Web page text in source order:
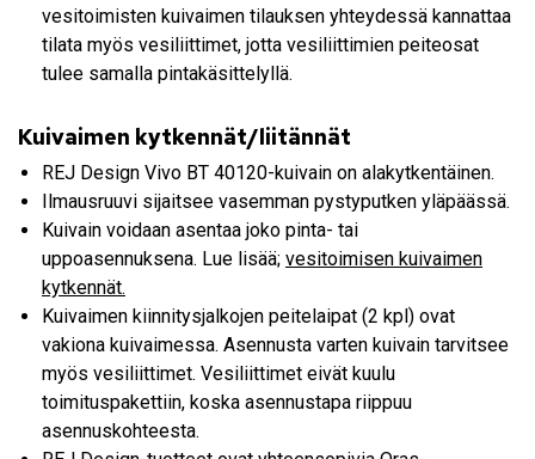
vesitoimisten kuivaimen tilauksen yhteydessä kannattaa
tilata myös vesiliittimet, jotta vesiliittimien peiteosat
tulee samalla pintakäsittelyllä.
Kuivaimen kytkennät/liitännät
REJ Design Vivo BT 40120-kuivain on alakytkentäinen.
Ilmausruuvi sijaitsee vasemman pystyputken yläpäässä.
Kuivain voidaan asentaa joko pinta- tai
uppoasennuksena. Lue lisää; vesitoimisen kuivaimen
kytkennät.
Kuivaimen kiinnitysjalkojen peitelaipat (2 kpl) ovat
vakiona kuivaimessa. Asennusta varten kuivain tarvitsee
myös vesiliittimet. Vesiliittimet eivät kuulu
toimituspakettiin, koska asennustapa riippuu
asennuskohteesta.